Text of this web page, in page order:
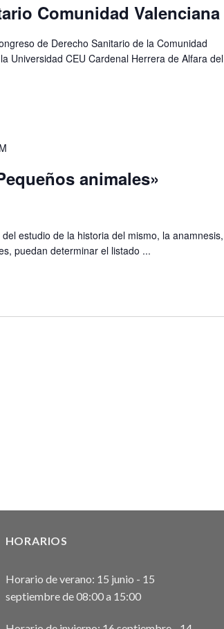
Comunidad Valenciana
de Derecho Sanitario de la Comunidad
Universidad CEU Cardenal Herrera de Alfara del
animales»
estudio de la historia del mismo, la anamnesis,
puedan determinar el listado ...
HORARIOS
Horario de verano: 15 junio - 15
septiembre de 08:00 a 15:00